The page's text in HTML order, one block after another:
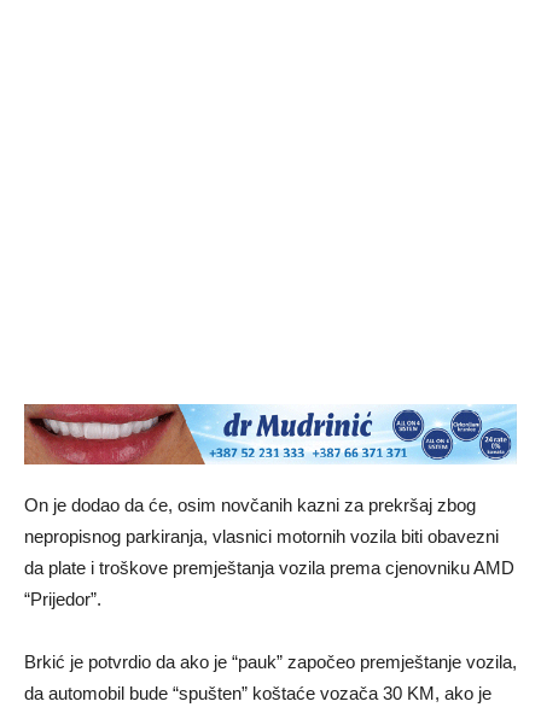
On je dodao da će, osim novčanih kazni za prekršaj zbog
nepropisnog parkiranja, vlasnici motornih vozila biti obavezni
da plate i troškove premještanja vozila prema cjenovniku AMD
“Prijedor”.
Brkić je potvrdio da ako je “pauk” započeo premještanje vozila,
da automobil bude “spušten” koštaće vozača 30 KM, ako je